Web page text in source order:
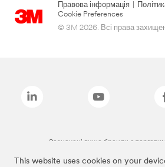
This website uses cookies on your
Правова інформація
Cookie Preferences
© 3M 2026. Всі права
Зазначені вище бренди є